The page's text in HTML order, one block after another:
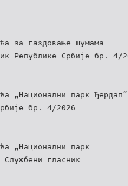
за газдовање шумама
Републике Србије бр. 4/
„Национални парк Ђердап”
бр. 4/2026
„Национални парк
гласник